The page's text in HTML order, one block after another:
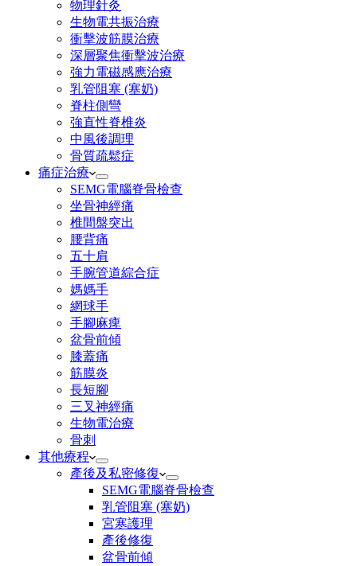
物理針灸
生物電共振治療
衝擊波筋膜治療​
深層聚焦衝擊波治療
強力電磁感應治療
乳管阻塞 (塞奶)
脊柱側彎
強直性脊椎炎
中風後調理
骨質疏鬆症
痛症治療
SEMG電腦脊骨檢查
坐骨神經痛
椎間盤突出
腰背痛
五十肩
手腕管道綜合症
媽媽手
網球手
手腳麻痺
盆骨前傾
膝蓋痛
筋膜炎
長短腳
三叉神經痛
生物電治療
骨刺
其他療程
產後及私密修復
SEMG電腦脊骨檢查
乳管阻塞 (塞奶)
宮寒護理
產後修復
盆骨前傾